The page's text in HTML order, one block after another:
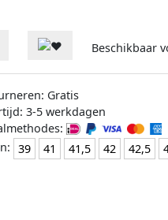
Beschikbaar
Gratis
3-5 werkdagen
39 41 41,5 42 42,5